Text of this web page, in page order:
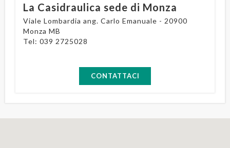
La Casidraulica sede di Monza
Viale Lombardia ang. Carlo Emanuale - 20900
Monza MB
Tel: 039 2725028
CONTATTACI